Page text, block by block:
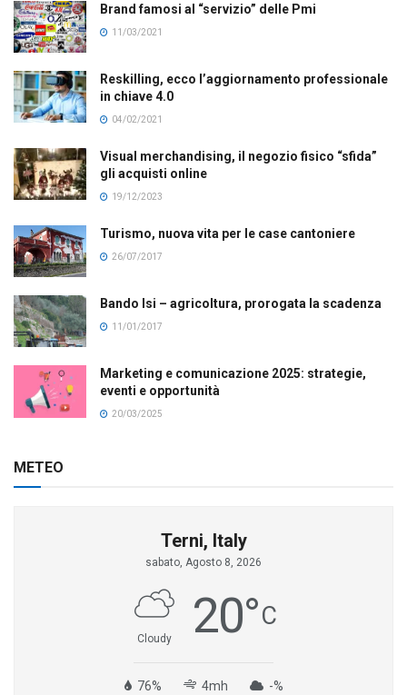
Brand famosi al “servizio” delle Pmi
11/03/2021
Reskilling, ecco l’aggiornamento professionale
in chiave 4.0
04/02/2021
Visual merchandising, il negozio fisico “sfida”
gli acquisti online
19/12/2023
Turismo, nuova vita per le case cantoniere
26/07/2017
Bando Isi – agricoltura, prorogata la scadenza
11/01/2017
Marketing e comunicazione 2025: strategie,
eventi e opportunità
20/03/2025
METEO
Terni, Italy
sabato, Agosto 8, 2026
Cloudy 20°C
76% 4mh -%